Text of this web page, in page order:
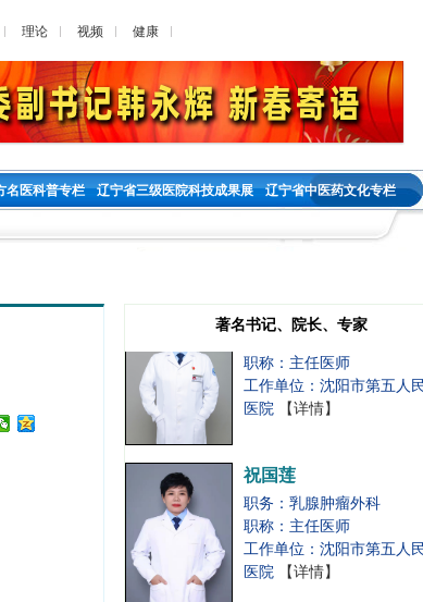
理论 视频 健康
名医科普专栏 辽宁省三级医院科技成果展 辽宁省中医药文化专栏
著名书记、院长、专家
医院【详情】
王金春
职称：主任医师
工作单位：沈阳市第五人民
职务：内分泌二科主任
工作单位：沈阳市第五人民
医院【详情】
职务：乳腺肿瘤外科
职称：主任医师
工作单位：沈阳市第五人民
医院【详情】